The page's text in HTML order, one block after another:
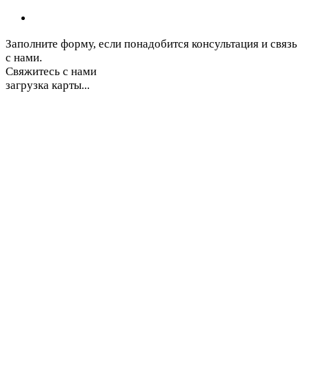
Заполните форму, если понадобится консультация и связь
с нами.
Свяжитесь с нами
загрузка карты...